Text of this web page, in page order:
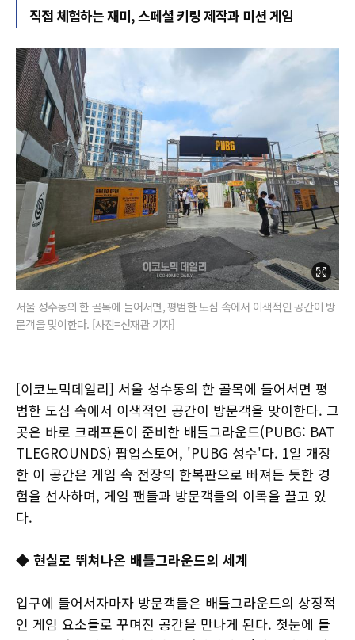
직접 체험하는 재미, 스페셜 키링 제작과 미션 게임
서울 성수동의 한 골목에 들어서면, 평범한 도심 속에서 이색적인 공간이 방
문객을 맞이한다. [사진=선재관 기자]
[이코노믹데일리] 서울 성수동의 한 골목에 들어서면 평
범한 도심 속에서 이색적인 공간이 방문객을 맞이한다. 그
곳은 바로 크래프톤이 준비한 배틀그라운드(PUBG: BAT
TLEGROUNDS) 팝업스토어, 'PUBG 성수'다. 1일 개장
한 이 공간은 게임 속 전장의 한복판으로 빠져든 듯한 경
험을 선사하며, 게임 팬들과 방문객들의 이목을 끌고 있
다.
◆ 현실로 뛰쳐나온 배틀그라운드의 세계
입구에 들어서자마자 방문객들은 배틀그라운드의 상징적
인 게임 요소들로 꾸며진 공간을 만나게 된다. 첫눈에 들